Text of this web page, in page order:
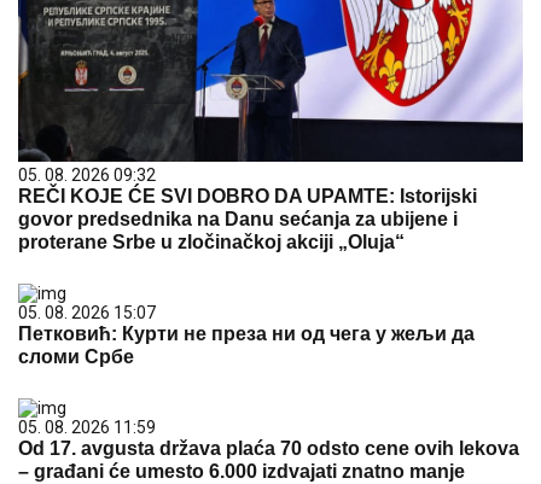
05. 08. 2026 09:32
REČI KOJE ĆE SVI DOBRO DA UPAMTE: Istorijski
govor predsednika na Danu sećanja za ubijene i
proterane Srbe u zločinačkoj akciji „Oluja“
05. 08. 2026 15:07
Петковић: Курти не преза ни од чега у жељи да
сломи Србе
05. 08. 2026 11:59
Od 17. avgusta država plaća 70 odsto cene ovih lekova
– građani će umesto 6.000 izdvajati znatno manje